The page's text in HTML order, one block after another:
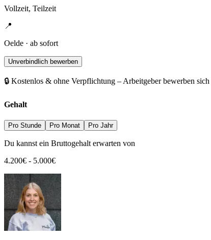
Vollzeit, Teilzeit
📍
Oelde · ab sofort
Unverbindlich bewerben
🔒 Kostenlos & ohne Verpflichtung – Arbeitgeber bewerben
Gehalt
Pro Stunde Pro Monat Pro Jahr
Du kannst ein Bruttogehalt erwarten von
4.200€ - 5.000€